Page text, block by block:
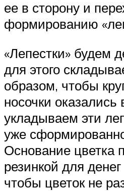
ее в сторону и
формированию
«Лепестки» будем
для этого
образом, чтобы
носочки оказались
укладываем эти
уже
Основание цветка
резинкой для
чтобы цветок не